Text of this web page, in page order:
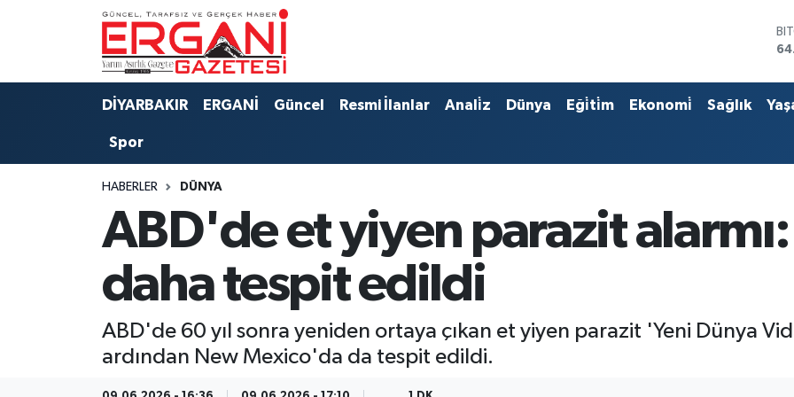
DİYARBAKIR ERGANİ Güncel Resmi İlanlar Anali̇z Dünya Eği̇ti̇m Ekonomi̇ Sağlık
Spor
HABERLER DÜNYA
ABD'de et yiyen parazit
daha tespit edildi
ABD'de 60 yıl sonra yeniden ortaya çıkan et yiyen parazit 'Yeni Dünya
ardından New Mexico'da da tespit edildi.
DİYARBAKIR
BAĞLAR
ERGANİ
Resmi İlanlar
Si̇yaset
Ergani Nöbetçi Eczaneler
Ergani Hava Durumu
Tüm Manşetler
Son Dakika Haberleri
Haber Arşivi